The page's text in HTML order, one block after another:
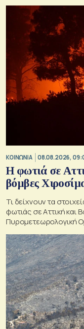
ΚΟΙΝΩΝΙΑ 08.08.2026,
Η φωτιά σε
βόμβες
Τι δείχνουν τα
φωτιάς σε Αττική και
Πυρομετεωρολογική